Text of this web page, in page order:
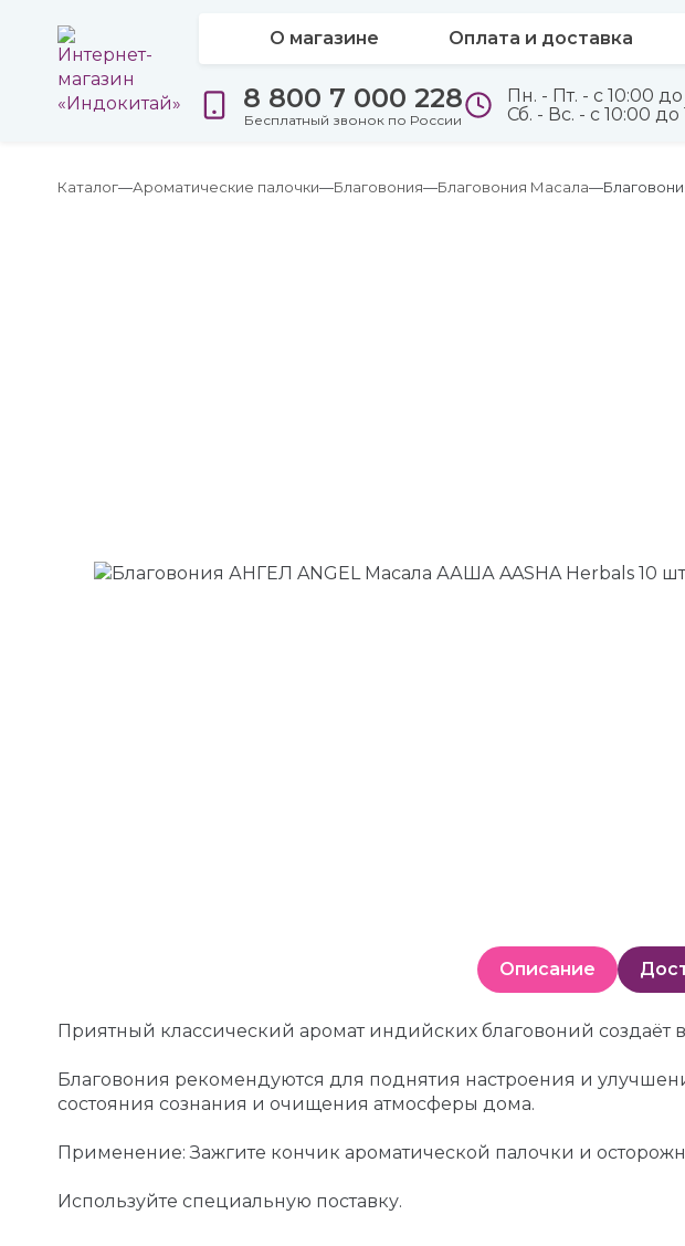
О магазине Оплата и доставка
8 800 7 000 228
Бесплатный звонок по России
Пн. - Пт. - с 10:00 до
Сб. - Вс. - с 10:00 до
Каталог Ароматические палочки Благовония Благовония Масала
Описание
Приятный классический аромат индийских благовоний
Благовония рекомендуются для поднятия настроения и
состояния сознания и очищения атмосферы дома.
Применение: Зажгите кончик ароматической палочки и
Используйте специальную поставку.